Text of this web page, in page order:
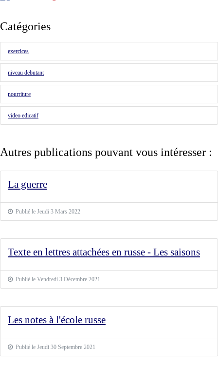
Catégories
exercices
niveau debutant
nourriture
video edicatif
Autres publications pouvant vous intéresser :
La guerre
Publié le Jeudi 3 Mars 2022
Texte en lettres attachées en russe - Les saisons
Publié le Vendredi 3 Décembre 2021
Les notes à l'école russe
Publié le Jeudi 30 Septembre 2021